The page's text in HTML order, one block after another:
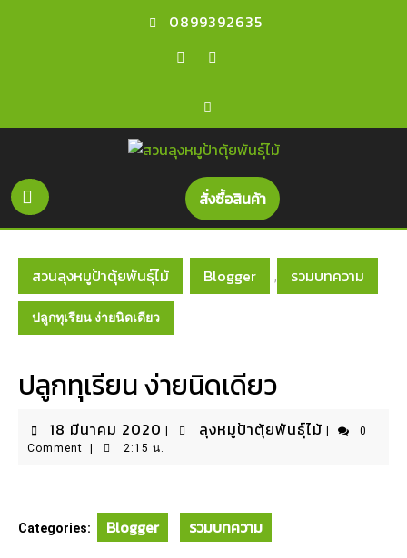
0899392635
Facebook
Open
Button
สั่งซื้อสินค้าGet
A
สวนลุงหมูป้าตุ้ยพันธุ์ไม้
Blogger , รวมบทความ
ปลูกทุเรียน ง่ายนิดเดียว
ปลูกทุเรียน ง่ายนิดเดียว
18 มีนาคม 2020 18
มีนาคม
ลุงหมูป้าตุ้ยพันธุ์ไม้ลุง
0
Comment
2:15 น.
Categories: Blogger รวมบทความ